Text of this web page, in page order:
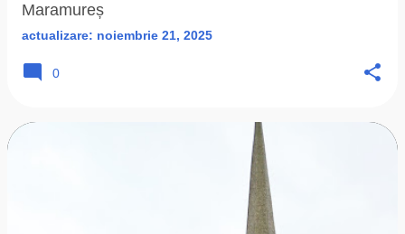
Maramureș
actualizare: noiembrie 21, 2025
0